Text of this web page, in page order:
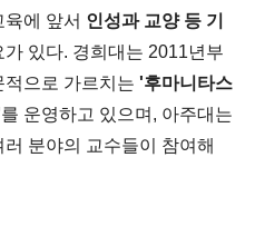
에 앞서 인성과 교양 등 기
가 있다. 경희대는 2011년부
으로 가르치는 '후마니타스
를 운영하고 있으며, 아주대는
러 분야의 교수들이 참여해